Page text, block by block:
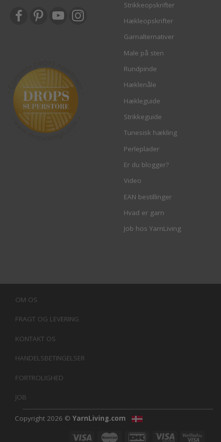
Strikkeopskrifter
Hækleopskrifter
Garnalternativer
Male på sten
Rundpinde
Hæklenåle
Hækleguide
Strikkeguide
Tunesisk hækling
Perleplader
Er du blogger?
Video
EAN bestillinger
Hvad er garn
Job hos YarnLiving
OM OS
FRAGT OG LEVERING
KONTAKT OS
HANDELSBETINGELSER
FORTROLIGHED
JOB
Copyright 2026 © YarnLiving.com